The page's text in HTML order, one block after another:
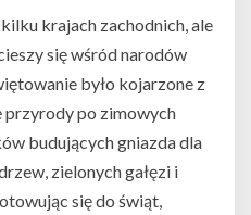
krajach zachodnich, ale
się wśród narodów
było kojarzone z
przyrody po zimowych
budujących gniazda dla
zielonych gałęzi i
się do świąt,